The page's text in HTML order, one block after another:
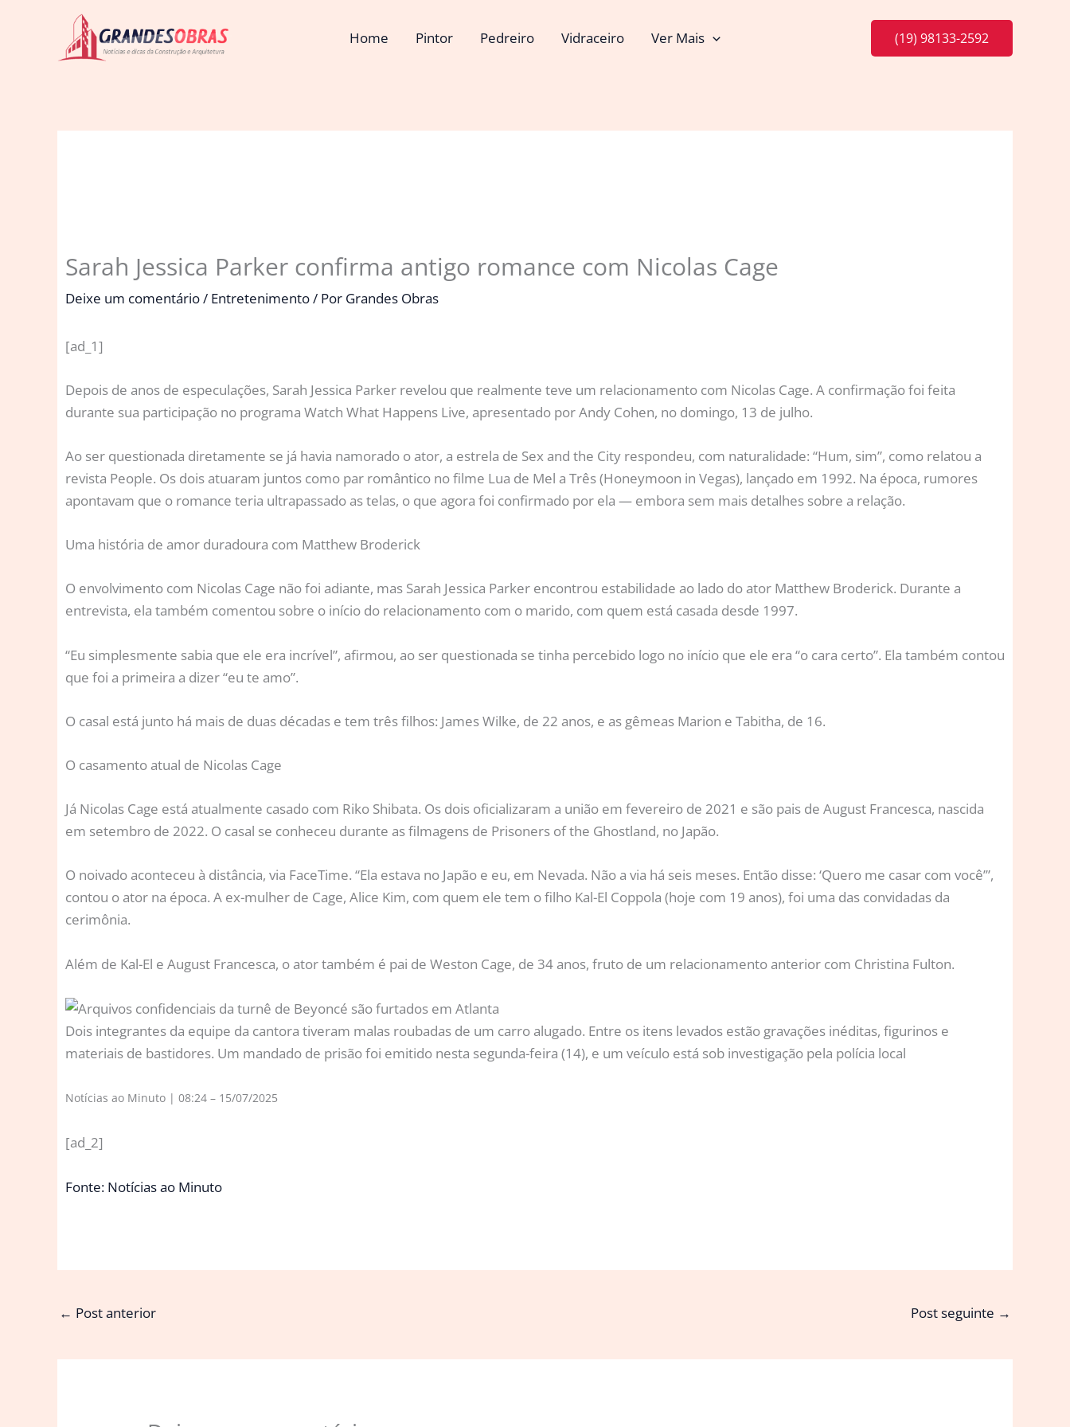
Home Pintor Pedreiro Vidraceiro Ver Mais (19) 98133-2592
Sarah Jessica Parker confirma antigo romance com Nicolas Cage
Deixe um comentário/ Entretenimento/ Por Grandes Obras
[ad_1]
Depois de anos de especulações, Sarah Jessica Parker revelou que realmente teve um relacionamento com Nicolas Cage. A confirmação foi feita
durante sua participação no programa Watch What Happens Live, apresentado por Andy Cohen, no domingo, 13 de julho.
Ao ser questionada diretamente se já havia namorado o ator, a estrela de Sex and the City respondeu, com naturalidade: “Hum, sim”, como relatou a
revista People. Os dois atuaram juntos como par romântico no filme Lua de Mel a Três (Honeymoon in Vegas), lançado em 1992. Na época, rumores
apontavam que o romance teria ultrapassado as telas, o que agora foi confirmado por ela — embora sem mais detalhes sobre a relação.
Uma história de amor duradoura com Matthew Broderick
O envolvimento com Nicolas Cage não foi adiante, mas Sarah Jessica Parker encontrou estabilidade ao lado do ator Matthew Broderick. Durante a
entrevista, ela também comentou sobre o início do relacionamento com o marido, com quem está casada desde 1997.
“Eu simplesmente sabia que ele era incrível”, afirmou, ao ser questionada se tinha percebido logo no início que ele era “o cara certo”. Ela também contou
que foi a primeira a dizer “eu te amo”.
O casal está junto há mais de duas décadas e tem três filhos: James Wilke, de 22 anos, e as gêmeas Marion e Tabitha, de 16.
O casamento atual de Nicolas Cage
Já Nicolas Cage está atualmente casado com Riko Shibata. Os dois oficializaram a união em fevereiro de 2021 e são pais de August Francesca, nascida
em setembro de 2022. O casal se conheceu durante as filmagens de Prisoners of the Ghostland, no Japão.
O noivado aconteceu à distância, via FaceTime. “Ela estava no Japão e eu, em Nevada. Não a via há seis meses. Então disse: ‘Quero me casar com você’”,
contou o ator na época. A ex-mulher de Cage, Alice Kim, com quem ele tem o filho Kal-El Coppola (hoje com 19 anos), foi uma das convidadas da
cerimônia.
Além de Kal-El e August Francesca, o ator também é pai de Weston Cage, de 34 anos, fruto de um relacionamento anterior com Christina Fulton.
Dois integrantes da equipe da cantora tiveram malas roubadas de um carro alugado. Entre os itens levados estão gravações inéditas, figurinos e
materiais de bastidores. Um mandado de prisão foi emitido nesta segunda-feira (14), e um veículo está sob investigação pela polícia local
Notícias ao Minuto | 08:24 – 15/07/2025
[ad_2]
Fonte: Notícias ao Minuto
← Post anterior Post seguinte →